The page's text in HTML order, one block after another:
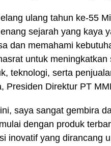
ulang tahun ke-55
sejarah yang kaya
dan memahami
untuk
teknologi, serta
Presiden Direktur PT
saya sangat gembira
dengan produk
inovatif yang dirancang